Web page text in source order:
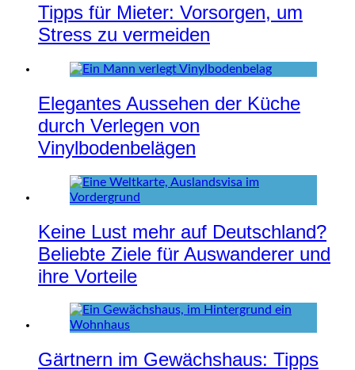
Tipps für Mieter: Vorsorgen, um
Stress zu vermeiden
Elegantes Aussehen der Küche
durch Verlegen von
Vinylbodenbelägen
Keine Lust mehr auf Deutschland?
Beliebte Ziele für Auswanderer und
ihre Vorteile
Gärtnern im Gewächshaus: Tipps